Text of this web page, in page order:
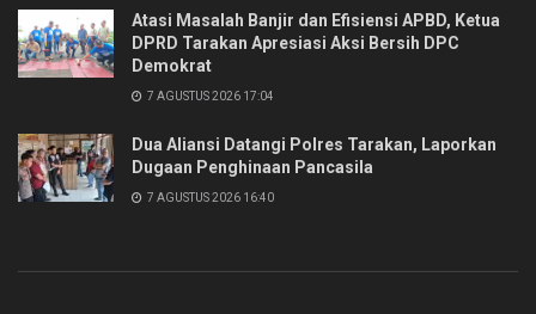
Atasi Masalah Banjir dan Efisiensi APBD, Ketua
DPRD Tarakan Apresiasi Aksi Bersih DPC
Demokrat
7 AGUSTUS 2026 17:04
Dua Aliansi Datangi Polres Tarakan, Laporkan
Dugaan Penghinaan Pancasila
7 AGUSTUS 2026 16:40